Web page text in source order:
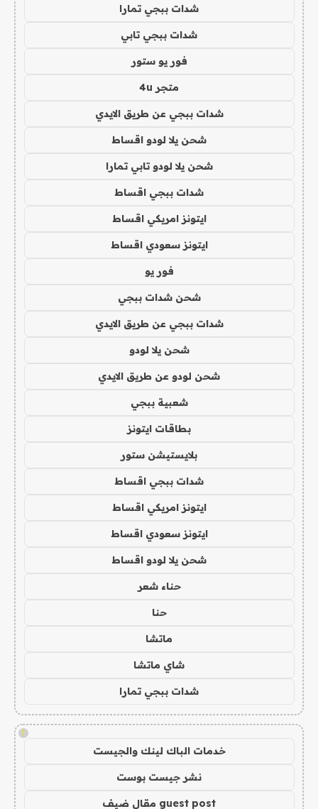
شدات ببجي تمارا
شدات ببجي تابي
فور يو ستور
متجر 4u
شدات ببجي عن طريق الايدي
شحن يلا لودو اقساط
شحن يلا لودو تابي تمارا
شدات ببجي اقساط
ايتونز امريكي اقساط
ايتونز سعودي اقساط
فور يو
شحن شدات ببجي
شدات ببجي عن طريق الايدي
شحن يلا لودو
شحن لودو عن طريق الايدي
شعبية ببجي
بطاقات ايتونز
بلايستيشن ستور
شدات ببجي اقساط
ايتونز امريكي اقساط
ايتونز سعودي اقساط
شحن يلا لودو اقساط
حناء شعر
حنا
ماتشا
شاي ماتشا
شدات ببجي تمارا
!
خدمات الباك لينك والجيست
نشر جيست بوست
guest post مقال ضيف